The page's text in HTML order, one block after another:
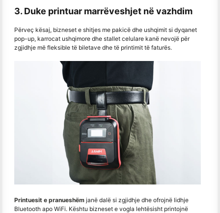
3. Duke printuar marrëveshjet në vazhdim
Përveç kësaj, bizneset e shitjes me pakicë dhe ushqimit si dyqanet
pop-up, karrocat ushqimore dhe stallet celulare kanë nevojë për
zgjidhje më fleksible të biletave dhe të printimit të faturës.
Printuesit e pranueshëm janë dalë si zgjidhje dhe ofrojnë lidhje
Bluetooth apo WiFi. Kështu bizneset e vogla lehtësisht printojnë